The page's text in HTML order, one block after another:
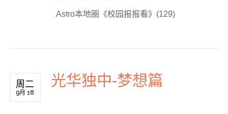
Astro本地圈《校园报报看》(129)
周二
9月 18
光华独中-梦想篇